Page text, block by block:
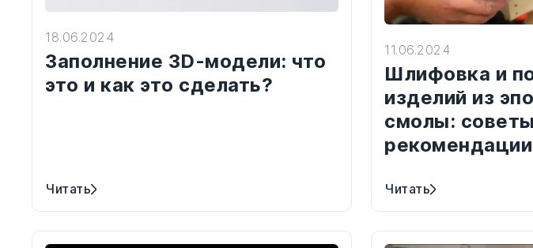
18.06.2024
Заполнение 3D-модели: что
это и как это сделать?
Читать
11.06.2024
Шлифовка и
изделий из
смолы:
рекомендации
Читать